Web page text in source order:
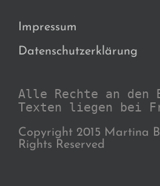
Impressum
Datenschutzerklärung
Alle Rechte an den
Texten liegen bei
Copyright 2015 Martina
Rights Reserved